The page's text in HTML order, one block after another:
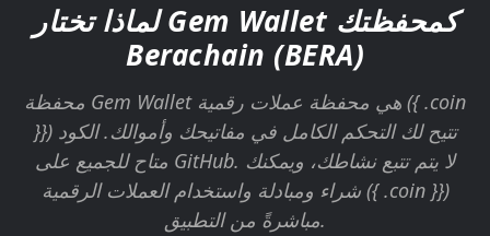
لماذا تختار Gem Wallet كمحفظتك
Berachain (BERA)
محفظة Gem Wallet هي محفظة عملات رقمية ({ .coin
}}) تتيح لك التحكم الكامل في مفاتيحك وأموالك. الكود
متاح للجميع على GitHub. لا يتم تتبع نشاطك، ويمكنك
شراء ومبادلة واستخدام العملات الرقمية ({ .coin }})
مباشرةً من التطبيق.